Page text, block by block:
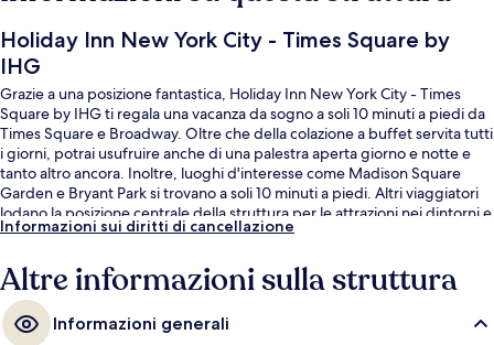
Holiday Inn New York City - Times Square by
IHG
Grazie a una posizione fantastica, Holiday Inn New York City - Times
Square by IHG ti regala una vacanza da sogno a soli 10 minuti a piedi da
Times Square e Broadway. Oltre che della colazione a buffet servita tutti
i giorni, potrai usufruire anche di una palestra aperta giorno e notte e
tanto altro ancora. Inoltre, luoghi d'interesse come Madison Square
Garden e Bryant Park si trovano a soli 10 minuti a piedi. Altri viaggiatori
lodano la posizione centrale della struttura per le attrazioni nei dintorni e
la vicinanza ai mezzi pubblici: Terminal degli autobus di 42 St. - Port
5 min a piedi.
Informazioni sui diritti di cancellazione
Altre informazioni sulla struttura
Informazioni generali